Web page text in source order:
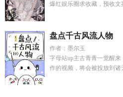
爆红娱乐圈求收藏，预收文
盘点千古风流人物
作者：墨尔玉
字母站up主古青青一觉醒
作的视频，将会被投放到